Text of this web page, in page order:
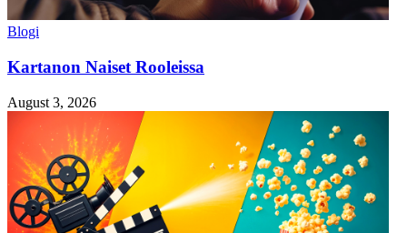
Blogi
Kartanon Naiset Rooleissa
August 3, 2026